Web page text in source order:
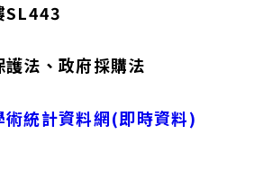
SL443
法、政府採購法
術統計資料網(即時資料)